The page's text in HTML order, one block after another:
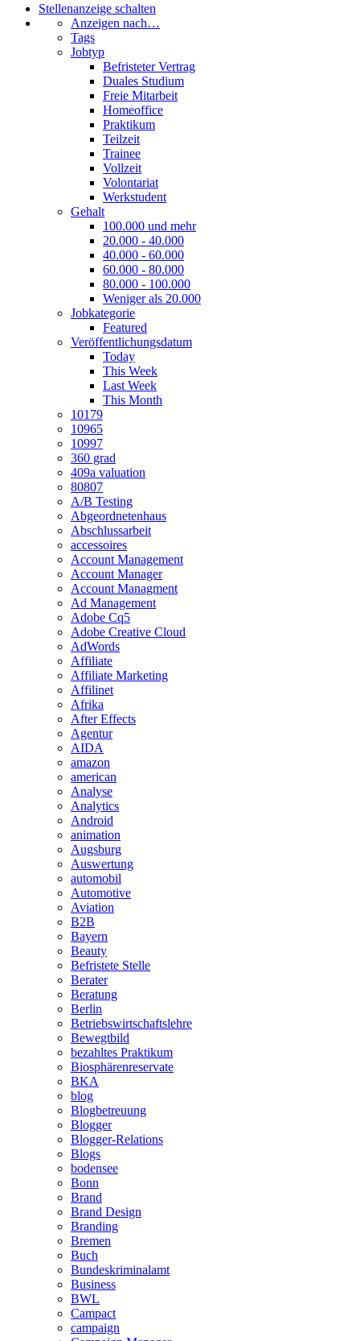
Stellenanzeige schalten
Anzeigen nach…
Tags
Jobtyp
Befristeter Vertrag
Duales Studium
Freie Mitarbeit
Homeoffice
Praktikum
Teilzeit
Trainee
Vollzeit
Volontariat
Werkstudent
Gehalt
100.000 und mehr
20.000 - 40.000
40.000 - 60.000
60.000 - 80.000
80.000 - 100.000
Weniger als 20.000
Jobkategorie
Featured
Veröffentlichungsdatum
Today
This Week
Last Week
This Month
10179
10965
10997
360 grad
409a valuation
80807
A/B Testing
Abgeordnetenhaus
Abschlussarbeit
accessoires
Account Management
Account Manager
Account Managment
Ad Management
Adobe Cq5
Adobe Creative Cloud
AdWords
Affiliate
Affiliate Marketing
Affilinet
Afrika
After Effects
Agentur
AIDA
amazon
american
Analyse
Analytics
Android
animation
Augsburg
Auswertung
automobil
Automotive
Aviation
B2B
Bayern
Beauty
Befristete Stelle
Berater
Beratung
Berlin
Betriebswirtschaftslehre
Bewegtbild
bezahltes Praktikum
Biosphärenreservate
BKA
blog
Blogbetreuung
Blogger
Blogger-Relations
Blogs
bodensee
Bonn
Brand
Brand Design
Branding
Bremen
Buch
Bundeskriminalamt
Business
BWL
Campact
campaign